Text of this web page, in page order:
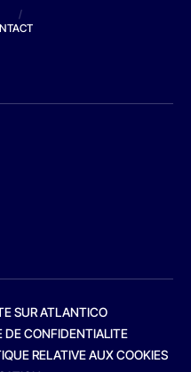
/
SUR ATLANTICO
DE CONFIDENTIALITE
RELATIVE AUX COOKIES